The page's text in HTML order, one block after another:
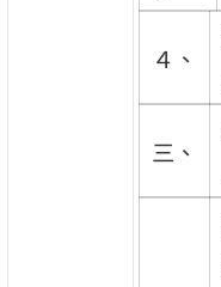
４、
三、